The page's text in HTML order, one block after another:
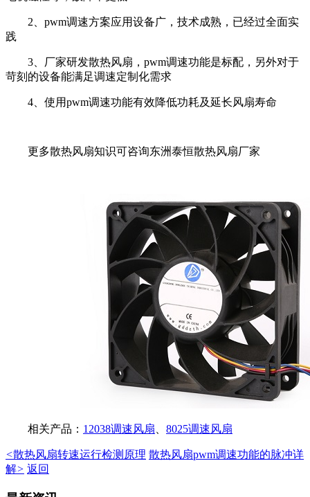
2、pwm调速方案应用设备广，技术成熟，已经过全面实
践
3、厂家研发散热风扇，pwm调速功能是标配，另外对于
苛刻的设备能满足调速定制化需求
4、使用pwm调速功能有效降低功耗及延长风扇寿命
更多散热风扇知识可咨询东洲泰恒散热风扇厂家
相关产品： 12038调速风扇 8025调速风扇
<散热风扇转速运行检测原理 散热风扇pwm调速功能的脉冲详
解> 返回